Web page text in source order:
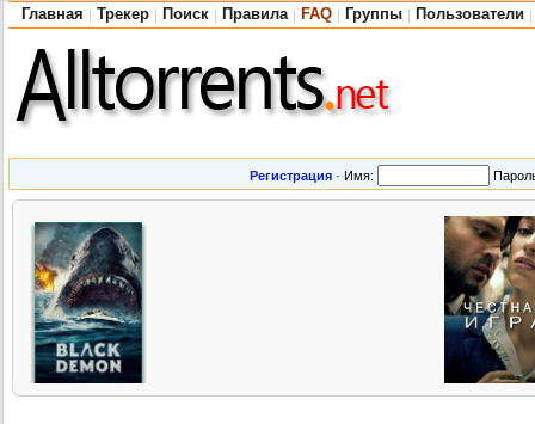
Главная Трекер Поиск Правила FAQ Группы Пользователи
Регистрация · Имя: